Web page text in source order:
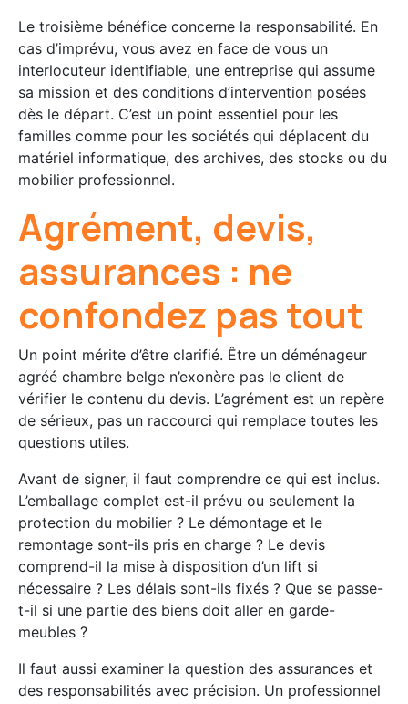
Le troisième bénéfice concerne la responsabilité. En
cas d’imprévu, vous avez en face de vous un
interlocuteur identifiable, une entreprise qui assume
sa mission et des conditions d’intervention posées
dès le départ. C’est un point essentiel pour les
familles comme pour les sociétés qui déplacent du
matériel informatique, des archives, des stocks ou du
mobilier professionnel.
Agrément, devis,
assurances : ne
confondez pas tout
Un point mérite d’être clarifié. Être un déménageur
agréé chambre belge n’exonère pas le client de
vérifier le contenu du devis. L’agrément est un repère
de sérieux, pas un raccourci qui remplace toutes les
questions utiles.
Avant de signer, il faut comprendre ce qui est inclus.
L’emballage complet est-il prévu ou seulement la
protection du mobilier ? Le démontage et le
remontage sont-ils pris en charge ? Le devis
comprend-il la mise à disposition d’un lift si
nécessaire ? Les délais sont-ils fixés ? Que se passe-
t-il si une partie des biens doit aller en garde-
meubles ?
Il faut aussi examiner la question des assurances et
des responsabilités avec précision. Un professionnel